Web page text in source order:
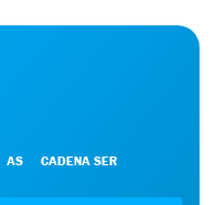
AS CADENA SER